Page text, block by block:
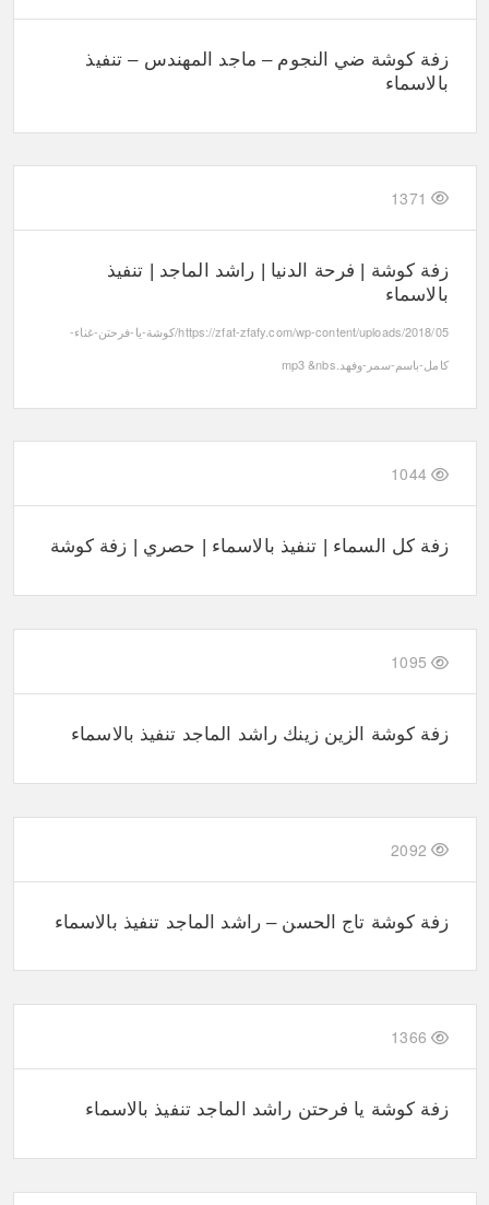
زفة كوشة ضي النجوم – ماجد المهندس – تنفيذ
بالاسماء
1371
زفة كوشة | فرحة الدنيا | راشد الماجد | تنفيذ
بالاسماء
https://zfat-zfafy.com/wp-content/uploads/2018/05/كوشة-يا-فرحتن-غناء-
كامل-باسم-سمر-وفهد.mp3 &nbs
1044
زفة كل السماء | تنفيذ بالاسماء | حصري | زفة كوشة
1095
زفة كوشة الزين زينك راشد الماجد تنفيذ بالاسماء
2092
زفة كوشة تاج الحسن – راشد الماجد تنفيذ بالاسماء
1366
زفة كوشة يا فرحتن راشد الماجد تنفيذ بالاسماء